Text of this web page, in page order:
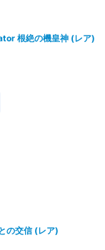
根絶の機皇神 (レア)
の交信 (レア)